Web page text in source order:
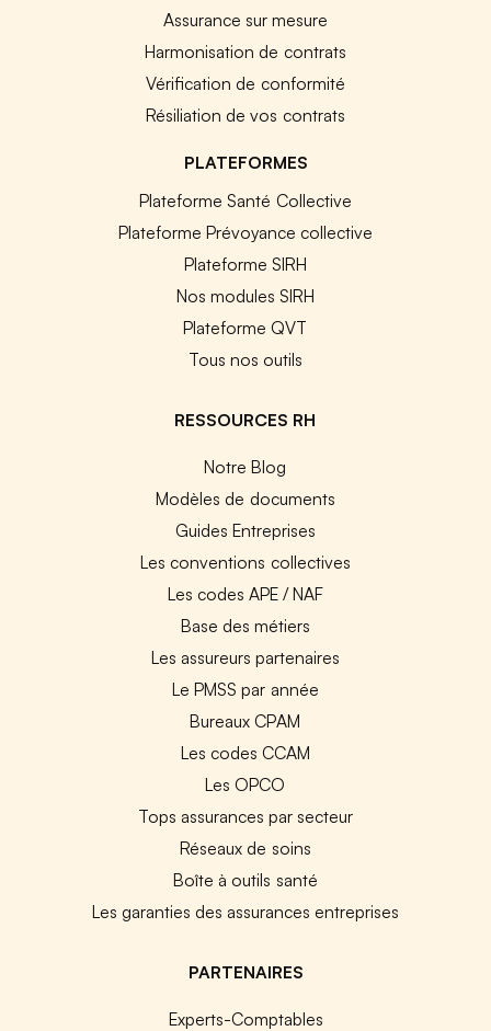
Assurance sur mesure
Harmonisation de contrats
Vérification de conformité
Résiliation de vos contrats
PLATEFORMES
Plateforme Santé Collective
Plateforme Prévoyance collective
Plateforme SIRH
Nos modules SIRH
Plateforme QVT
Tous nos outils
RESSOURCES RH
Notre Blog
Modèles de documents
Guides Entreprises
Les conventions collectives
Les codes APE / NAF
Base des métiers
Les assureurs partenaires
Le PMSS par année
Bureaux CPAM
Les codes CCAM
Les OPCO
Tops assurances par secteur
Réseaux de soins
Boîte à outils santé
Les garanties des assurances entreprises
PARTENAIRES
Experts-Comptables